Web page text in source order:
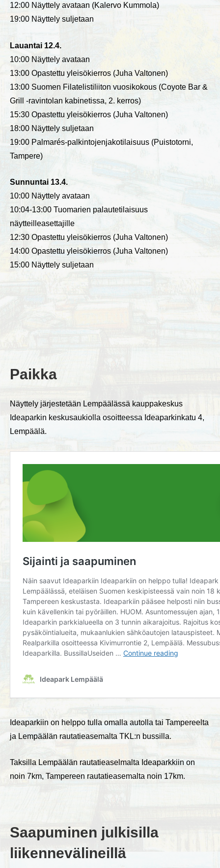
12:00 Näyttely avataan (Kalervo Kummola)
19:00 Näyttely suljetaan
Lauantai 12.4.
10:00 Näyttely avataan
13:00 Opastettu yleisökierros (Juha Valtonen)
13:00 Suomen Filatelistiliiton vuosikokous (Coyote Bar &
Grill -ravintolan kabinetissa, 2. kerros)
15:30 Opastettu yleisökierros (Juha Valtonen)
18:00 Näyttely suljetaan
19:00 Palmarés-palkintojenjakotilaisuus (Puistotorni,
Tampere)
Sunnuntai 13.4.
10:00 Näyttely avataan
10:04-13:00 Tuomarien palautetilaisuus
näytteilleasettajille
12:30 Opastettu yleisökierros (Juha Valtonen)
14:00 Opastettu yleisökierros (Juha Valtonen)
15:00 Näyttely suljetaan
Paikka
Näyttely järjestetään Lempäälässä kauppakeskus
Ideaparkin keskusaukiolla osoitteessa Ideaparkinkatu 4,
Lempäälä.
Ideaparkiin on helppo tulla omalla autolla tai Tampereelta
ja Lempäälän rautatieasemalta TKL:n bussilla.
Taksilla Lempäälän rautatieaselmalta Ideaparkkiin on
noin 7km, Tampereen rautatieasemalta noin 17km.
Saapuminen julkisilla
liikennevälineillä